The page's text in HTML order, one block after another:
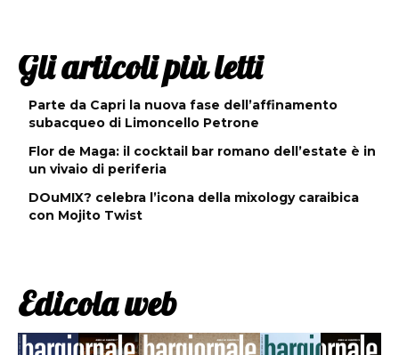
Gli articoli più letti
Parte da Capri la nuova fase dell’affinamento
subacqueo di Limoncello Petrone
Flor de Maga: il cocktail bar romano dell’estate è in
un vivaio di periferia
DOuMIX? celebra l’icona della mixology caraibica
con Mojito Twist
Edicola web